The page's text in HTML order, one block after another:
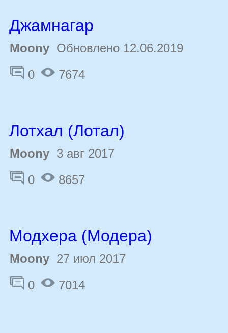
Джамнагар
Moony Обновлено 12.06.2019
0
7674
Лотхал (Лотал)
Moony 3 авг 2017
0
8657
Модхера (Модера)
Moony 27 июл 2017
0
7014